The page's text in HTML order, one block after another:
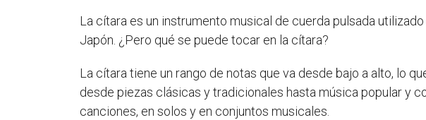
La cítara es un instrumento musical de cuerda pulsada
Japón. ¿Pero qué se puede tocar en la cítara?
La cítara tiene un rango de notas que va desde bajo a alto, lo
desde piezas clásicas y tradicionales hasta música popular y
canciones, en solos y en conjuntos musicales.